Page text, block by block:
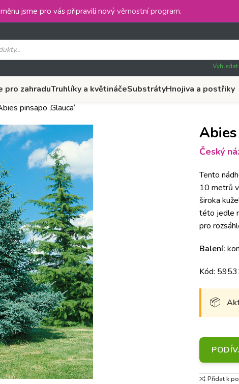
jsme pro vás připravili nový věrnostní program.
pro zahraduTruhlíky a květináčeSubstrátyHnojiva a postřiky
pinsapo ‚Glauca‘
Abies
Český
Tento
10 metrů
široka
této jedle
pro
Balení:
Kód:
Přidat k